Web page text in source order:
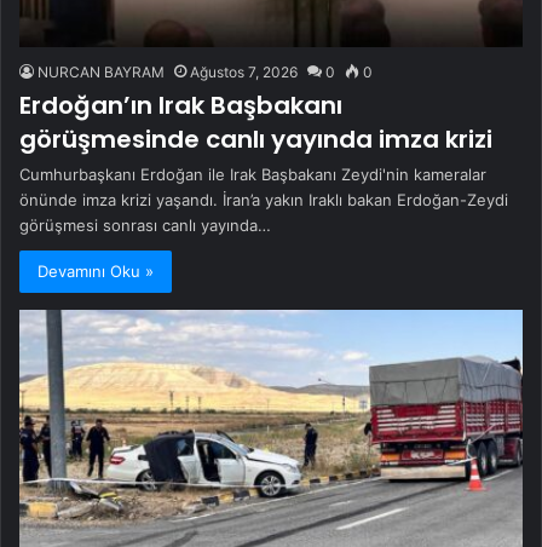
NURCAN BAYRAM Ağustos 7, 2026 0 0
Erdoğan’ın Irak Başbakanı
görüşmesinde canlı yayında imza krizi
Cumhurbaşkanı Erdoğan ile Irak Başbakanı Zeydi'nin kameralar
önünde imza krizi yaşandı. İran’a yakın Iraklı bakan Erdoğan-Zeydi
görüşmesi sonrası canlı yayında…
Devamını Oku »